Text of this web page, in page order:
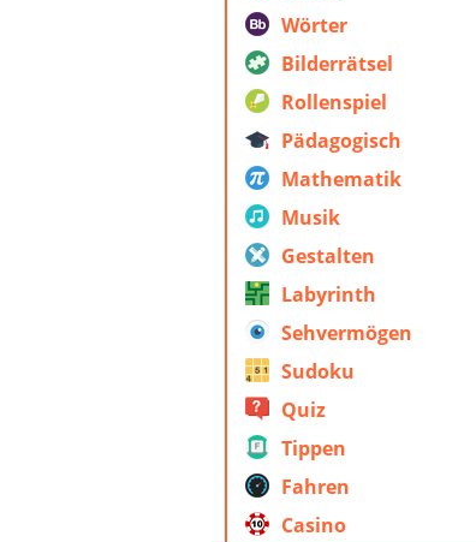
Wörter
Bilderrätsel
Rollenspiel
Pädagogisch
Mathematik
Musik
Gestalten
Labyrinth
Sehvermögen
Sudoku
Quiz
Tippen
Fahren
Casino